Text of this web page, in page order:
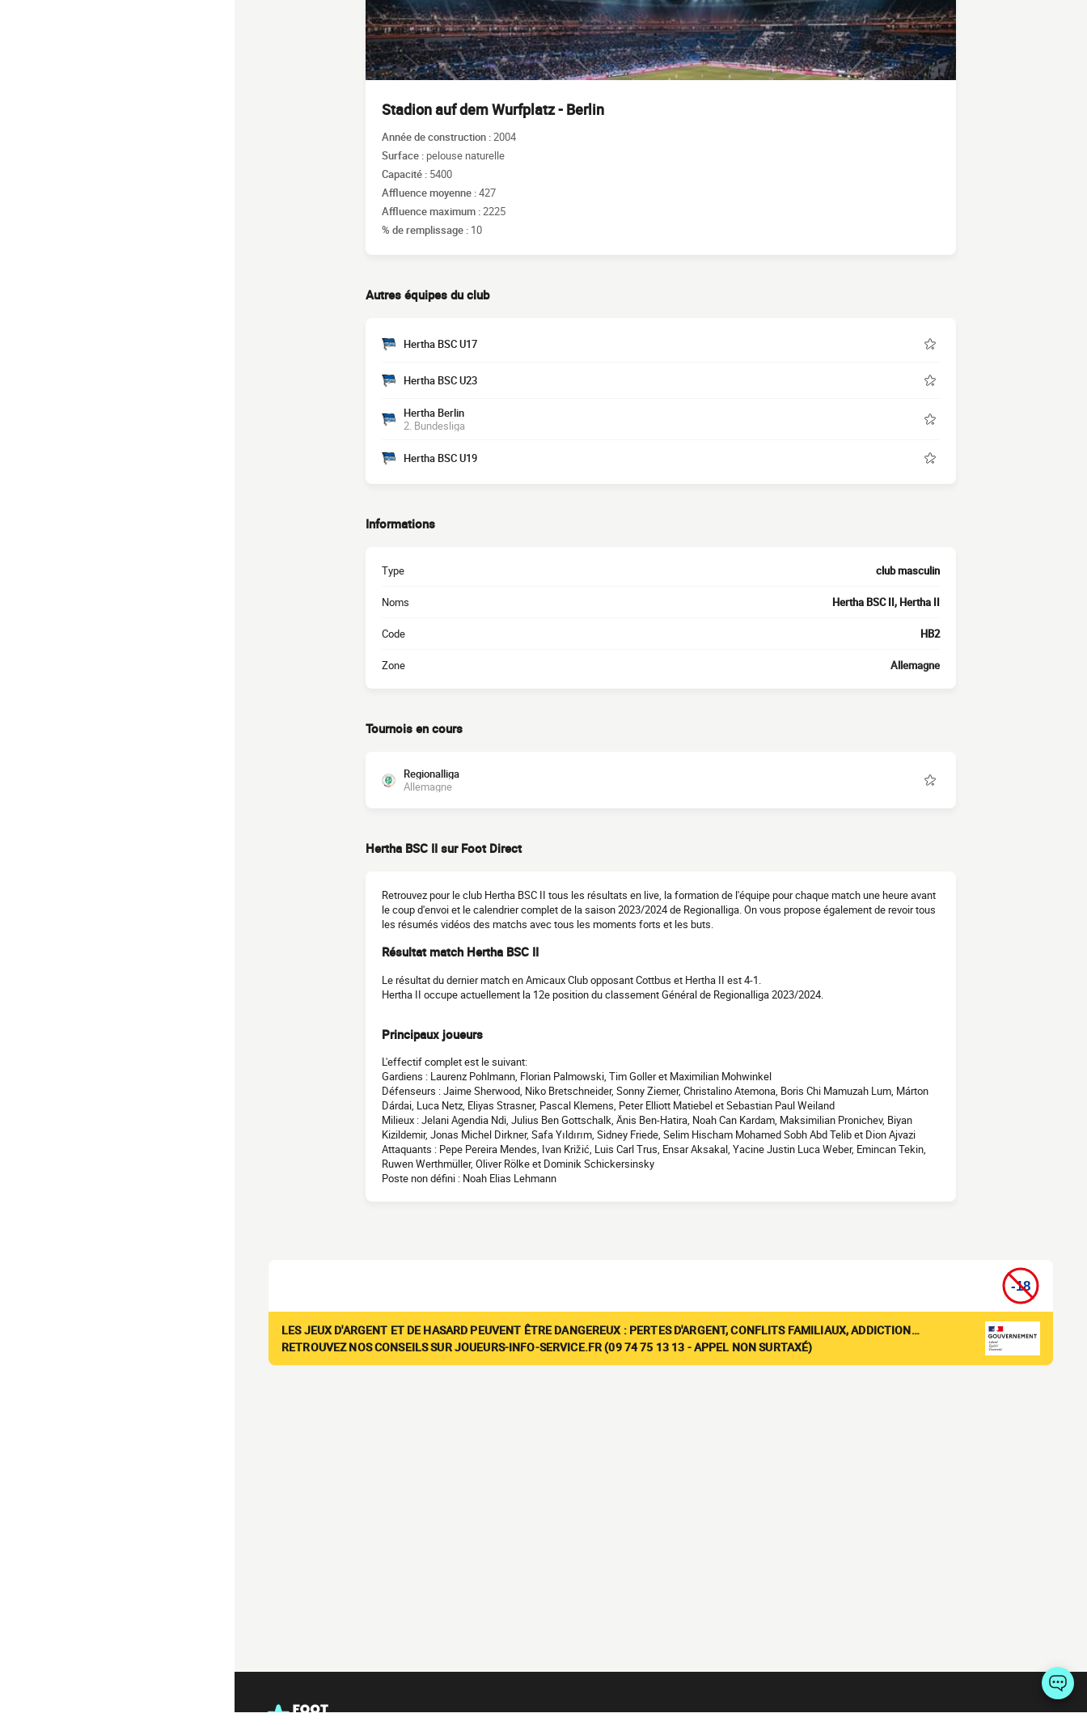
Stadion auf dem Wurfplatz - Berlin
Année de construction :2004
Surface : pelouse naturelle
Capacité : 5400
Affluence moyenne :427
Affluence maximum :2225
% de remplissage : 10
Autres équipes du club
Hertha BSC U17
Hertha BSC U23
Hertha Berlin
2. Bundesliga
Hertha BSC U19
Informations
Type club masculin
Noms Hertha BSC II, Hertha II
Code HB2
Zone Allemagne
Tournois en cours
Regionalliga
Allemagne
Hertha BSC II sur Foot Direct
Retrouvez pour le club Hertha BSC II tous les résultats en live, la formation de l'équipe pour chaque match une heure avant
le coup d'envoi et le calendrier complet de la saison 2023/2024 de Regionalliga. On vous propose également de revoir tous
les résumés vidéos des matchs avec tous les moments forts et les buts.
Résultat match Hertha BSC II
Le résultat du dernier match en Amicaux Club opposant Cottbus et Hertha II est 4-1.
Hertha II occupe actuellement la 12e position du classement Général de Regionalliga 2023/2024.
Principaux joueurs
L'effectif complet est le suivant:
Gardiens : Laurenz Pohlmann, Florian Palmowski, Tim Goller et Maximilian Mohwinkel
Défenseurs : Jaime Sherwood, Niko Bretschneider, Sonny Ziemer, Christalino Atemona, Boris Chi Mamuzah Lum, Márton
Dárdai, Luca Netz, Eliyas Strasner, Pascal Klemens, Peter Elliott Matiebel et Sebastian Paul Weiland
Milieux : Jelani Agendia Ndi, Julius Ben Gottschalk, Änis Ben-Hatira, Noah Can Kardam, Maksimilian Pronichev, Biyan
Kizildemir, Jonas Michel Dirkner, Safa Yıldırım, Sidney Friede, Selim Hischam Mohamed Sobh Abd Telib et Dion Ajvazi
Attaquants : Pepe Pereira Mendes, Ivan Križić, Luis Carl Trus, Ensar Aksakal, Yacine Justin Luca Weber, Emincan Tekin,
Ruwen Werthmüller, Oliver Rölke et Dominik Schickersinsky
Poste non défini : Noah Elias Lehmann
LES JEUX D'ARGENT ET DE HASARD PEUVENT ÊTRE DANGEREUX : PERTES D'ARGENT, CONFLITS FAMILIAUX, ADDICTION…
RETROUVEZ NOS CONSEILS SUR JOUEURS-INFO-SERVICE.FR (09 74 75 13 13 - APPEL NON SURTAXÉ)